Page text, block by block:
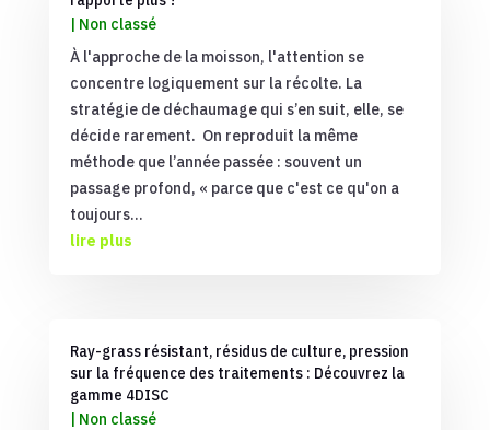
| Non classé
À l'approche de la moisson, l'attention se
concentre logiquement sur la récolte. La
stratégie de déchaumage qui s’en suit, elle, se
décide rarement. On reproduit la même
méthode que l’année passée : souvent un
passage profond, « parce que c'est ce qu'on a
toujours...
lire plus
Ray-grass résistant, résidus de culture, pression
sur la fréquence des traitements : Découvrez la
gamme 4DISC
| Non classé